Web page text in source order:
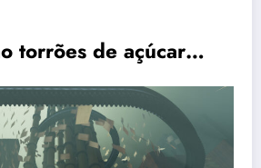
torrões de açúcar…